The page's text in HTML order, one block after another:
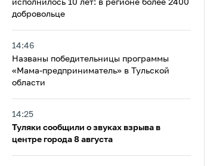
исполнилось 10 лет: в регионе более 2400
добровольце
14:46
Названы победительницы программы
«Мама-предприниматель» в Тульской
области
14:25
Туляки сообщили о звуках взрыва в
центре города 8 августа